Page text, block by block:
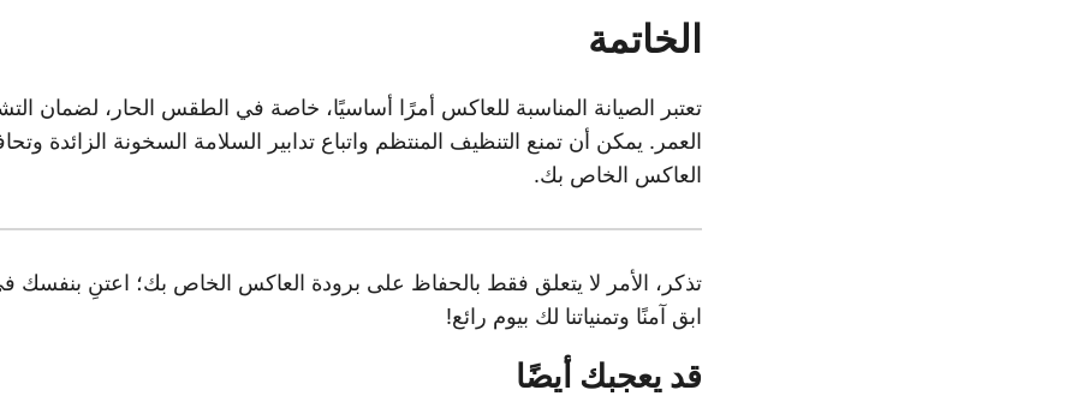
الخاتمة
تعتبر الصيانة المناسبة للعاكس أمرًا أساسيًا، خاصة في الطقس الحار، لضمان
العمر. يمكن أن تمنع التنظيف المنتظم واتباع تدابير السلامة السخونة الزائدة
العاكس الخاص بك.
تذكر، الأمر لا يتعلق فقط بالحفاظ على برودة العاكس الخاص بك؛ اعتنِ بنفسك
ابق آمنًا وتمنياتنا لك بيوم رائع!
قد يعجبك أيضًا